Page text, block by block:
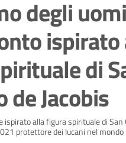
degli
di
de Jacobis
notizia
ispirato alla figura spirituale di San
protettore dei lucani nel mondo